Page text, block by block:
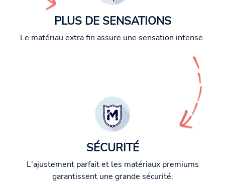
PLUS DE SENSATIONS
Le matériau extra fin assure une sensation intense.
SÉCURITÉ
L'ajustement parfait et les matériaux premiums
garantissent une grande sécurité.